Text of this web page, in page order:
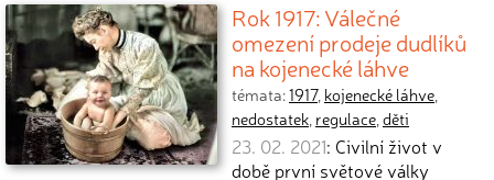
Rok 1917: Válečné
omezení prodeje dudlíků
na kojenecké láhve
témata:1917, kojenecké láhve,
nedostatek, regulace,děti
23. 02. 2021: Civilní život v
době první světové války